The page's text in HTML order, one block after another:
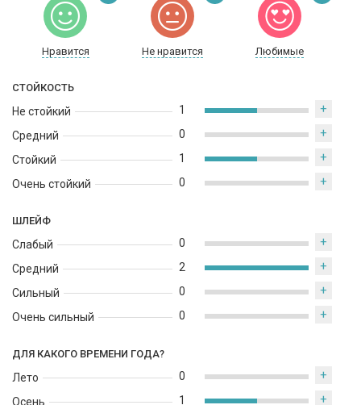
которое придаёт композиции утонченность и изящество. В
базе глубокие и насыщенные древесные ноты пачули и дуба
современный компонент добавляет тонкие пряные и
шлейфом.
Нравится Не нравится Любимые
СТОЙКОСТЬ
Не стойкий
Средний
Стойкий
Очень стойкий
1 +
0 +
1 +
0 +
ШЛЕЙФ
Слабый
Средний
Сильный
Очень сильный
0 +
2 +
0 +
0 +
ДЛЯ КАКОГО ВРЕМЕНИ ГОДА?
Лето
Осень
0 +
1 +